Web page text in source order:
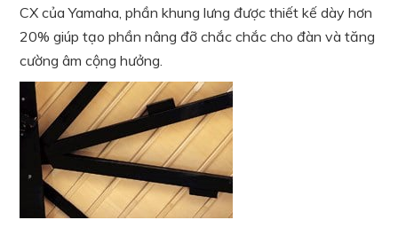
CX của Yamaha, phần khung lưng được thiết kế dày hơn
20% giúp tạo phần nâng đỡ chắc chắc cho đàn và tăng
cường âm cộng hưởng.